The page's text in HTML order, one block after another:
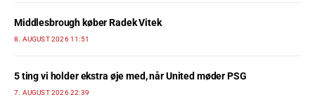
Middlesbrough køber Radek Vitek
8. AUGUST 2026 11:51
5 ting vi holder ekstra øje med, når United møder PSG
7. AUGUST 2026 22:39